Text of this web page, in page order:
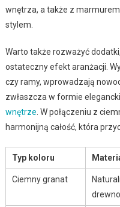
wnętrza, a także z
stylem.
Warto także rozważyć
ostateczny efekt aranżacji.
czy ramy, wprowadzają
zwłaszcza w formie
wnętrze . W połączeniu z
harmonijną całość, która
Typ koloru
Ciemny granat
drewno